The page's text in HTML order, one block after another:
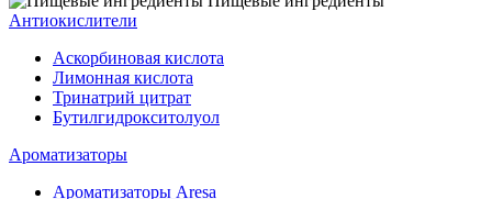
Антиокислители
Аскорбиновая кислота
Лимонная кислота
Тринатрий цитрат
Бутилгидрокситолуол
Ароматизаторы
Ароматизаторы Aresa